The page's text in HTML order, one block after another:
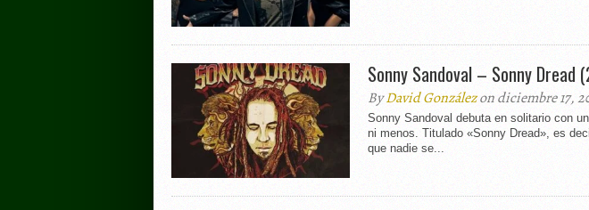
Sonny Sandoval – Sonny Dread
ByDavid Gonzálezon diciembre 17,
Sonny Sandoval debuta en solitario con
ni menos. Titulado «Sonny Dread», es
que nadie se...